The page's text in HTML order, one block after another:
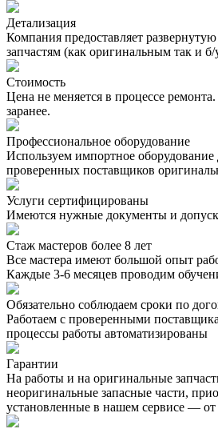
Детализация
Компания предоставляет
запчастям (как оригинальным так и б/
Стоимость
Цена не меняется в процессе
заранее.
Профессиональное оборудование
Используем импортное оборудование
проверенных поставщиков
Услуги сертифицированы
Имеются нужные документы и допуск
Стаж мастеров более 8 лет
Все мастера имеют большой опыт
Каждые 3-6 месяцев проводим
Обязательно соблюдаем сроки по
Работаем с проверенными
процессы работы автоматизированы
Гарантии
На работы и на оригинальные
неоригинальные запасные части,
установленные в нашем сервисе — от